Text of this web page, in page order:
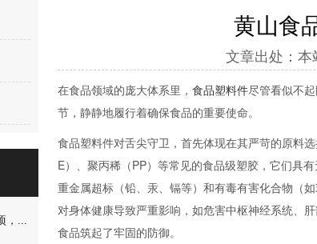
黄山食
文章出处：
在食品领域的庞大体系里， 食品塑料件尽管看似不
节，静静地履行着确保食品的重要使命。
食品塑料件对舌尖守卫，首先体现在其严苛的原料
E）、聚丙稀（PP）等常见的食品级塑胶，它们具
重金属超标（铅、汞、镉等）和有毒有害化合物（
对身体健康导致严重影响，如危害中枢神经系统、
食品筑起了牢固的防御。